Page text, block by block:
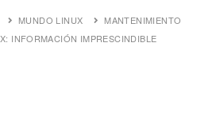
MUNDO LINUX
MANTENIMIENTO
INFORMACIÓN IMPRESCINDIBLE